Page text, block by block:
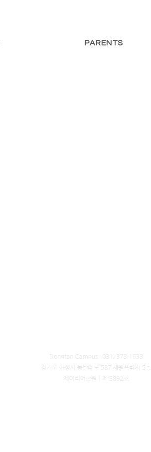
PARENTS
Dongtan Campus 031) 373-1633
​경기도 화성시 동탄대로 587 재원프라자 5층
제이리어학원│제 3892호